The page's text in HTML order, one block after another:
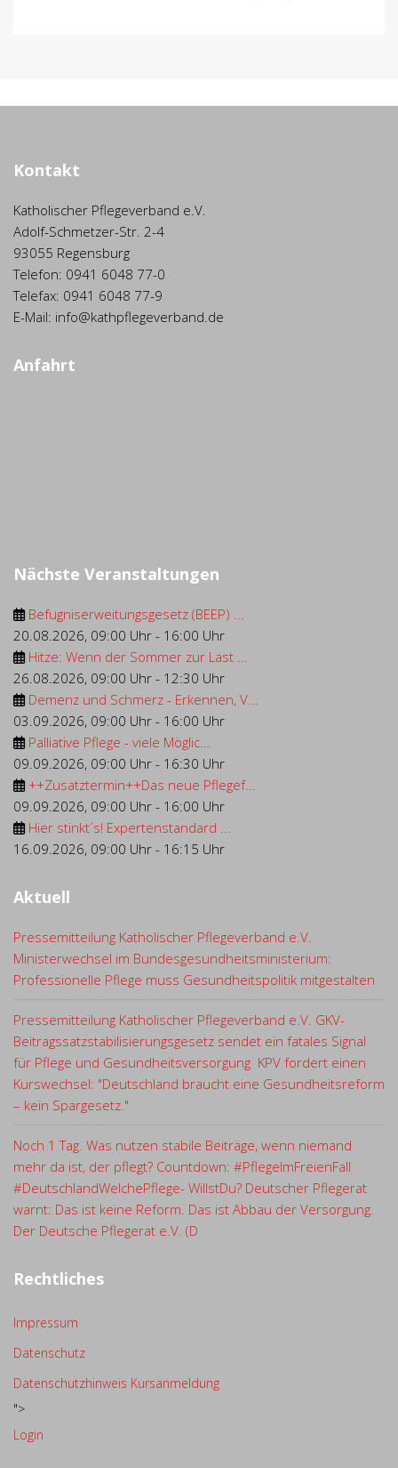
Kontakt
Katholischer Pflegeverband e.V.
Adolf-Schmetzer-Str. 2-4
93055 Regensburg
Telefon: 0941 6048 77-0
Telefax: 0941 6048 77-9
E-Mail: info@kathpflegeverband.de
Anfahrt
Nächste Veranstaltungen
Befugniserweitungsgesetz (BEEP) ...
20.08.2026, 09:00 Uhr - 16:00 Uhr
Hitze: Wenn der Sommer zur Last ...
26.08.2026, 09:00 Uhr - 12:30 Uhr
Demenz und Schmerz - Erkennen, V...
03.09.2026, 09:00 Uhr - 16:00 Uhr
Palliative Pflege - viele Möglic...
09.09.2026, 09:00 Uhr - 16:30 Uhr
++Zusatztermin++Das neue Pflegef...
09.09.2026, 09:00 Uhr - 16:00 Uhr
Hier stinkt´s! Expertenstandard ...
16.09.2026, 09:00 Uhr - 16:15 Uhr
Aktuell
Pressemitteilung Katholischer Pflegeverband e.V.
Ministerwechsel im Bundesgesundheitsministerium:
Professionelle Pflege muss Gesundheitspolitik mitgestalten
Pressemitteilung Katholischer Pflegeverband e.V. GKV-
Beitragssatzstabilisierungsgesetz sendet ein fatales Signal
für Pflege und Gesundheitsversorgung KPV fordert einen
Kurswechsel: "Deutschland braucht eine Gesundheitsreform
– kein Spargesetz."
Noch 1 Tag. Was nutzen stabile Beiträge, wenn niemand
mehr da ist, der pflegt? Countdown: #PflegeImFreienFall
#DeutschlandWelchePflege- WillstDu? Deutscher Pflegerat
warnt: Das ist keine Reform. Das ist Abbau der Versorgung.
Der Deutsche Pflegerat e.V. (D
Rechtliches
Impressum
Datenschutz
Datenschutzhinweis Kursanmeldung
">
Login